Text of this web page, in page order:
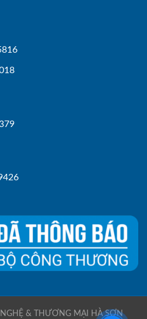
& THƯƠNG MẠI HÀ SƠN